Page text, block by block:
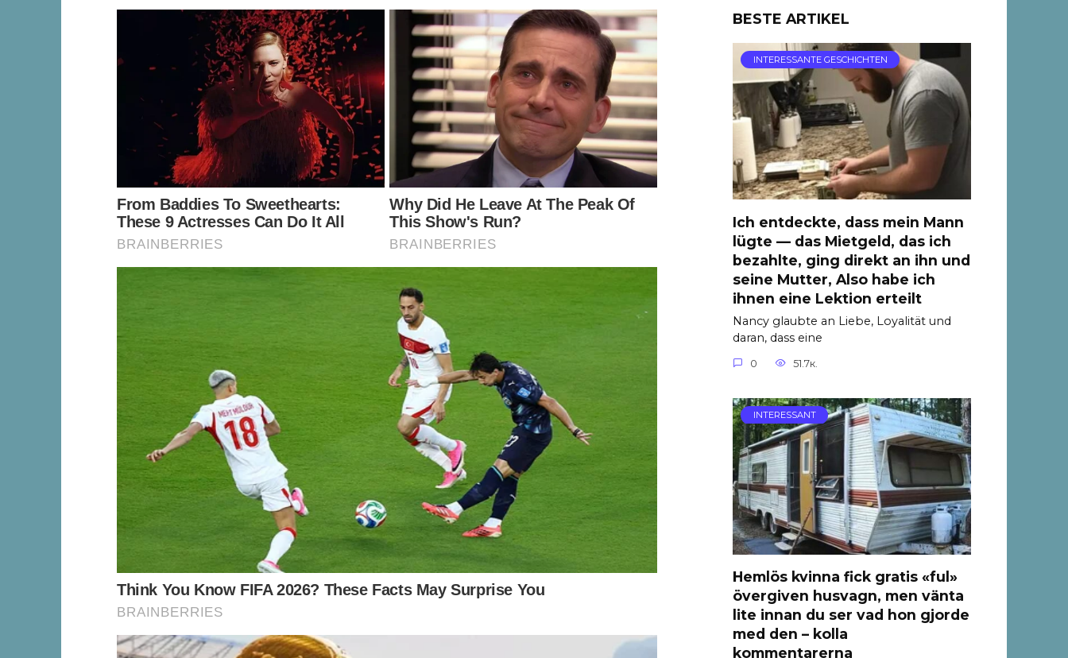
BESTE ARTIKEL
INTERESSANTE GESCHICHTEN
Ich entdeckte, dass mein Mann
lügte — das Mietgeld, das ich
bezahlte, ging direkt an ihn und
seine Mutter, Also habe ich
ihnen eine Lektion erteilt
Nancy glaubte an Liebe, Loyalität und
daran, dass eine
0 51.7к.
INTERESSANT
Hemlös kvinna fick gratis «ful»
övergiven husvagn, men vänta
lite innan du ser vad hon gjorde
med den – kolla
kommentarerna